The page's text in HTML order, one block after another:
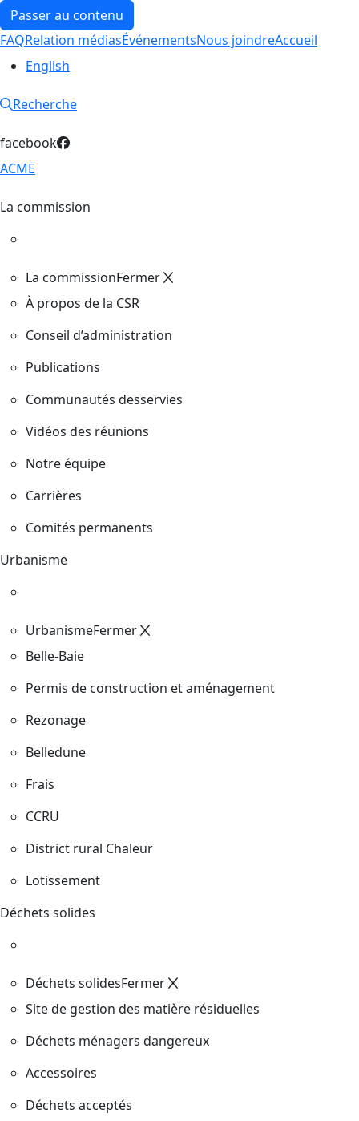
Passer au contenu
FAQRelation médiasÉvénementsNous joindreAccueil
English
Recherche
facebook
ACME
La commission
La commissionFermer
À propos de la CSR
Conseil d’administration
Publications
Communautés desservies
Vidéos des réunions
Notre équipe
Carrières
Comités permanents
Urbanisme
UrbanismeFermer
Belle-Baie
Permis de construction et aménagement
Rezonage
Belledune
Frais
CCRU
District rural Chaleur
Lotissement
Déchets solides
Déchets solidesFermer
Site de gestion des matière résiduelles
Déchets ménagers dangereux
Accessoires
Déchets acceptés